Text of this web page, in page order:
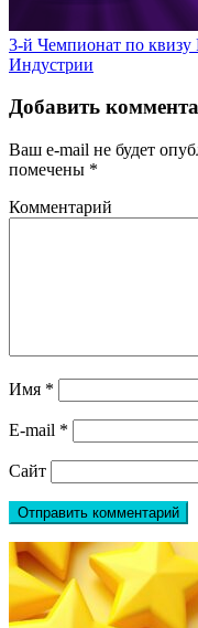
3-й Чемпионат по
Индустрии
Добавить
Ваш e-mail не будет
помечены *
Комментарий
Имя *
E-mail *
Сайт